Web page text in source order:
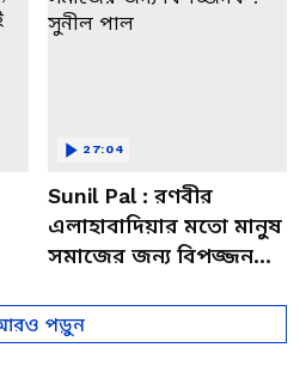
Sunil Pal : রণবীর
এলাহাবাদিয়ার মতো মানুষ
সমাজের জন্য বিপজ্জনক :
27:04
পড়ুন